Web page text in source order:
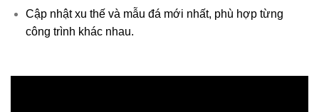
Cập nhật xu thế và mẫu đá mới nhất, phù hợp từng
công trình khác nhau.